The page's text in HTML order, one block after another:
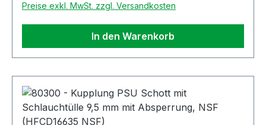
Preise exkl. MwSt. zzgl. Versandkosten
In den Warenkorb